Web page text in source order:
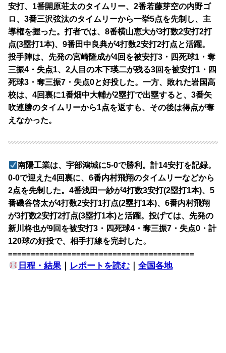
安打、1番開原荘太のタイムリー、2番若藤芽空の内野ゴ
ロ、3番三沢弦汰のタイムリーから一挙5点を先制し、主
導権を握った。打者では、8番横山恵大が3打数2安打2打
点(3塁打1本)、9番田中良典が4打数2安打2打点と活躍。
投手陣は、先発の宮崎隆成が4回を被安打3・四死球1・奪
三振4・失点1、2人目の木下瑛二が残る3回を被安打1・四
死球3・奪三振7・失点0と好投した。一方、敗れた岩国高
校は、4回裏に1番畑中大輔が2塁打で出塁すると、3番矢
吹連勝のタイムリーから1点を返すも、その後は得点が奪
えなかった。
南陽工業は、宇部鴻城に5-0で勝利。計14安打を記録。
0-0で迎えた4回裏に、6番内村飛翔のタイムリーなどから
2点を先制した。4番浅田一紗が4打数3安打(2塁打1本)、5
番磯谷啓太が4打数2安打1打点(2塁打1本)、6番内村飛翔
が3打数2安打2打点(3塁打1本)と活躍。投げては、先発の
新川柊也が9回を被安打3・四死球4・奪三振7・失点0・計
120球の好投で、相手打線を完封した。
=========================================
日程・結果｜ レポートを読む ｜全国各地